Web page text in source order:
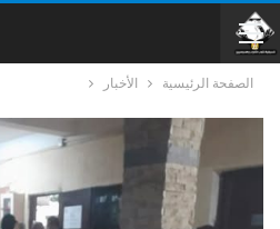
الصفحة الرئيسية الأخبار